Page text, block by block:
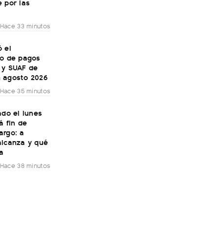
Hace 33 minutos
el
de pagos
SUAF de
agosto 2026
Hace 35 minutos
el lunes
fin de
a
y qué
Hace 38 minutos